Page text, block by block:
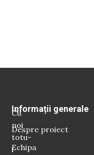
Cu
noi
totu-
i
Informații generale
Despre proiect
Echipa